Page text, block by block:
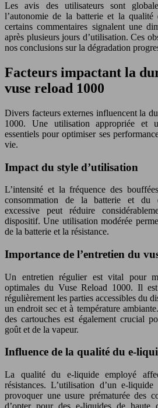
Les avis des utilisateurs sont
l’autonomie de la batterie et la qualité
certains commentaires signalent une
après plusieurs jours d’utilisation. Ces
nos conclusions sur la dégradation
Facteurs impactant la
vuse reload 1000
Divers facteurs externes influencent la
1000. Une utilisation appropriée et
essentiels pour optimiser ses
vie.
Impact du style d’utilisation
L’intensité et la fréquence des
consommation de la batterie et du
excessive peut réduire
dispositif. Une utilisation modérée
de la batterie et la résistance.
Importance de l’entretien du
Un entretien régulier est vital pour
optimales du Vuse Reload 1000. Il
régulièrement les parties accessibles du
un endroit sec et à température
des cartouches est également crucial
goût et de la vapeur.
Influence de la qualité du e-
La qualité du e-liquide employé
résistances. L’utilisation d’un e-
provoquer une usure prématurée des